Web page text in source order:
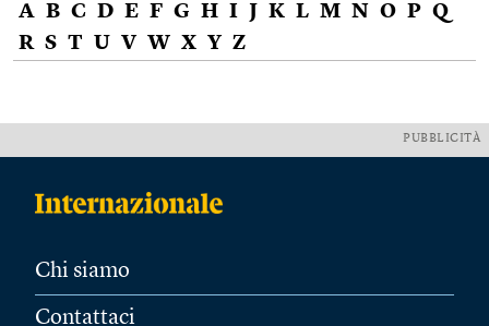
A B C D E F G H I J K L M N O P Q
R S T U V W X Y Z
PUBBLICITÀ
Chi siamo
Contattaci